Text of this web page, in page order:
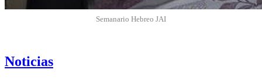
Semanario Hebreo JAI
Noticias